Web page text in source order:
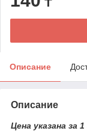
Описание
Описание
Цена указана за